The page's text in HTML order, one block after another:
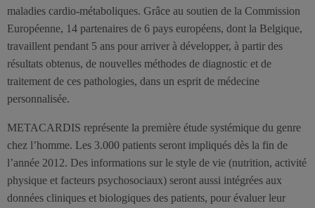
maladies cardio-métaboliques. Grâce au soutien de la Commission
Européenne, 14 partenaires de 6 pays européens, dont la Belgique,
travaillent pendant 5 ans pour arriver à développer, à partir des
résultats obtenus, de nouvelles méthodes de diagnostic et de
traitement de ces pathologies, dans un esprit de médecine
personnalisée.
METACARDIS représente la première étude systémique du genre
chez l’homme. Les 3.000 patients seront impliqués dès la fin de
l’année 2012. Des informations sur le style de vie (nutrition, activité
physique et facteurs psychosociaux) seront aussi intégrées aux
données cliniques et biologiques des patients, pour évaluer leur